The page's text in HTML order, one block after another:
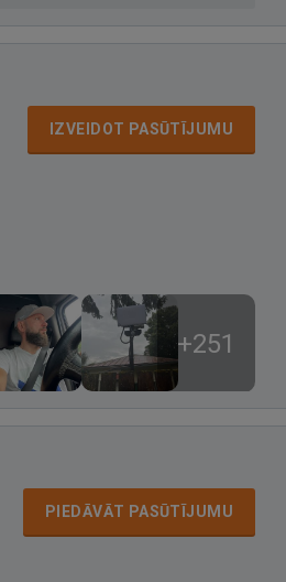
IZVEIDOT PASŪTĪJUMU
+251
PIEDĀVĀT PASŪTĪJUMU